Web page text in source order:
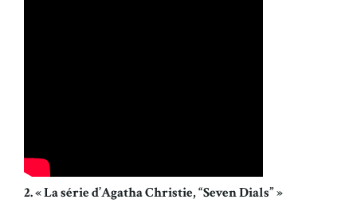
2. « La série d’Agatha Christie, “Seven Dials” »